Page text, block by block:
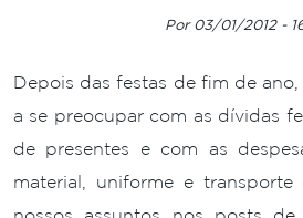
Por 03/01/2012 -
Depois das festas de fim de
a se preocupar com as dívidas
de presentes e com as
material, uniforme e transporte